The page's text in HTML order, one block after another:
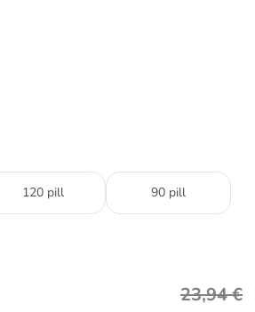
120 pill 90 pill
23,94€